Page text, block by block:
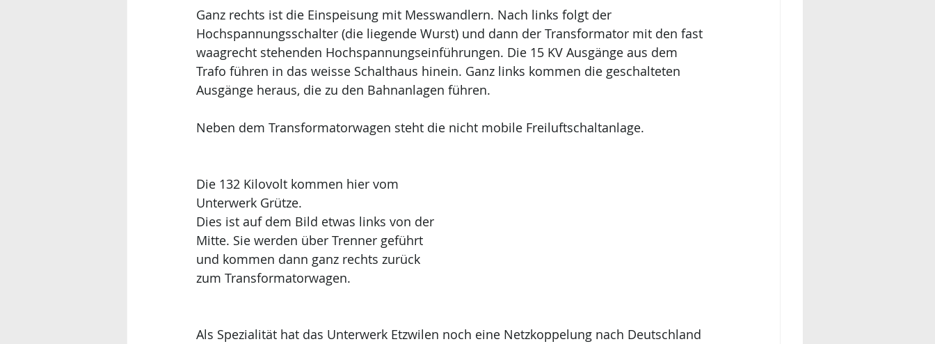
Ganz rechts ist die Einspeisung mit Messwandlern. Nach links folgt der
Hochspannungsschalter (die liegende Wurst) und dann der Transformator mit den fast
waagrecht stehenden Hochspannungseinführungen. Die 15 KV Ausgänge aus dem
Trafo führen in das weisse Schalthaus hinein. Ganz links kommen die geschalteten
Ausgänge heraus, die zu den Bahnanlagen führen.
Neben dem Transformatorwagen steht die nicht mobile Freiluftschaltanlage.
Die 132 Kilovolt kommen hier vom
Unterwerk Grütze.
Dies ist auf dem Bild etwas links von der
Mitte. Sie werden über Trenner geführt
und kommen dann ganz rechts zurück
zum Transformatorwagen.
Als Spezialität hat das Unterwerk Etzwilen noch eine Netzkoppelung nach Deutschland